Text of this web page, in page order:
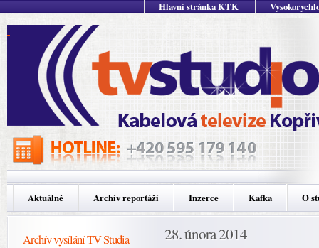
Hlavní stránka KTK
Aktuálně Archív reportáží Inzerce Kafka O
Archív vysílání TV Studia 28. února 2014